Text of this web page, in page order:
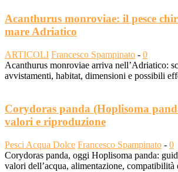
Acanthurus monroviae: il pesce
mare Adriatico
ARTICOLI Francesco Spampinato - 0
Acanthurus monroviae arriva nell’Adriatico:
avvistamenti, habitat, dimensioni e possibili
Corydoras panda (Hoplisoma
valori e riproduzione
Pesci Acqua Dolce Francesco Spampinato - 0
Corydoras panda, oggi Hoplisoma panda:
valori dell’acqua, alimentazione, compatibilità